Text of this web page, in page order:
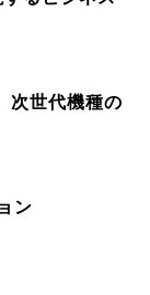
次世代機種の
ン